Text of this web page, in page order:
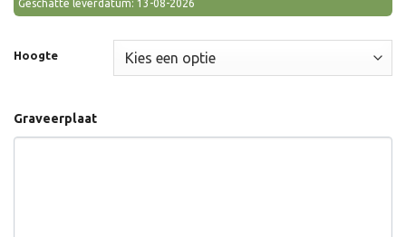
tot
Geschatte leverdatum: 13-08-2026
Hoogte
Graveerplaat